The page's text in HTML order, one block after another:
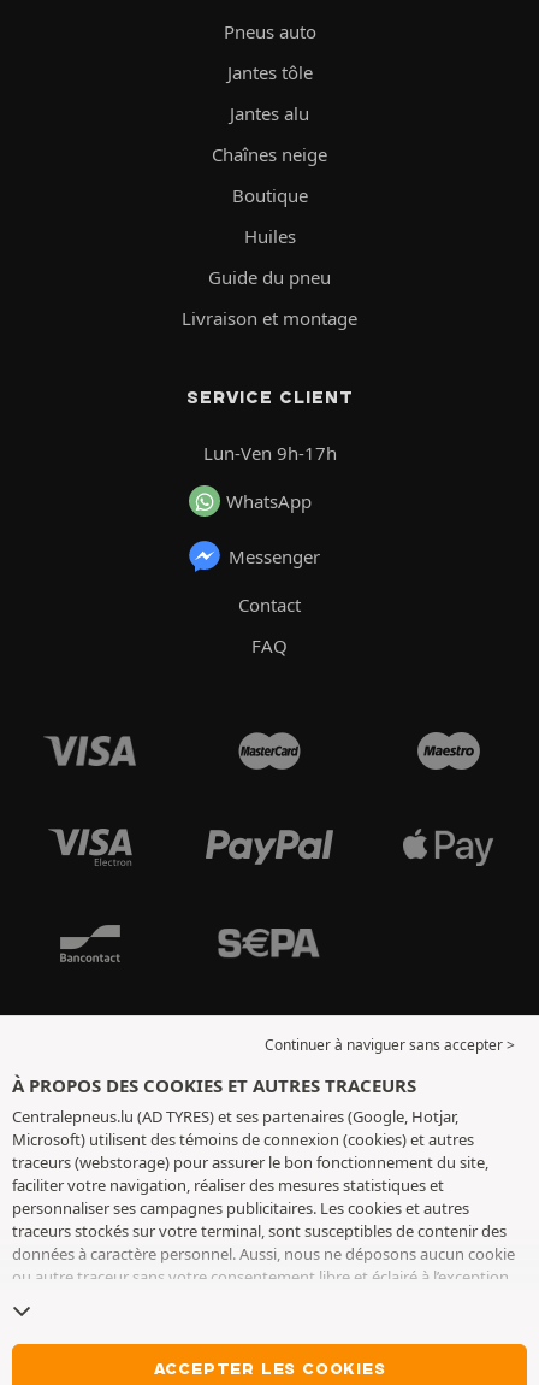
Pneus auto
Jantes tôle
Jantes alu
Chaînes neige
Boutique
Huiles
Guide du pneu
Livraison et montage
SERVICE CLIENT
Lun-Ven 9h-17h
WhatsApp
Messenger
Contact
FAQ
Continuer à naviguer sans accepter >
À PROPOS DES COOKIES ET AUTRES TRACEURS
Centralepneus.lu (AD TYRES) et ses partenaires (Google, Hotjar,
Microsoft) utilisent des témoins de connexion (cookies) et autres
traceurs (webstorage) pour assurer le bon fonctionnement du site,
faciliter votre navigation, réaliser des mesures statistiques et
personnaliser ses campagnes publicitaires. Les cookies et autres
traceurs stockés sur votre terminal, sont susceptibles de contenir des
données à caractère personnel. Aussi, nous ne déposons aucun cookie
ou autre traceur sans votre consentement libre et éclairé à l’exception
conservons votre choix pendant 6 mois. Vous pouvez retirer votre
consentement à tout moment en vous rendant sur lapage cookies et
. Vous pouvez choisir de continuer à naviguer sans
ACCEPTER LES COOKIES